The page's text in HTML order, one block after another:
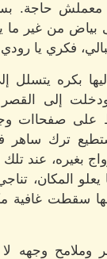
معملش حاجة.
من غير ما
فكري يا
بكره يتسلل
إلى
على صفحاات
ترك ساهر
بغيره، عند
المكان،
سقطت غافية
وجهه لا